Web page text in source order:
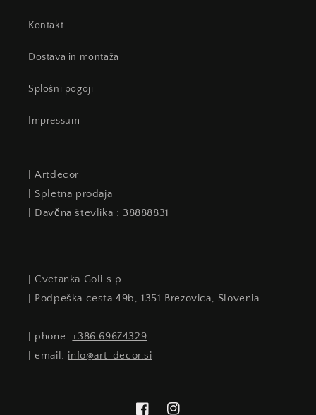
Kontakt
Dostava in montaža
Splošni pogoji
Impressum
| Artdecor
| Spletna prodaja
| Davčna števlika : 38888831
| Cvetanka Goli s.p.
| Podpeška cesta 49b, 1351 Brezovica, Slovenia
| phone:+386 69674329
| email: info@art-decor.si